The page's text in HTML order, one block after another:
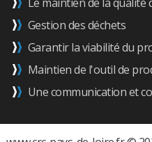
Gestion des déchets
Garantir la viabilité du
Maintien de l'outil de
Une communication et